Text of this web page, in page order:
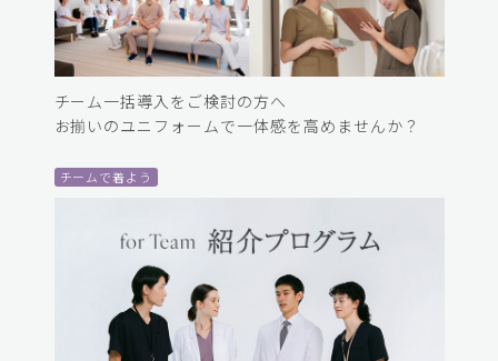
チーム一括導入をご検討の方へ
お揃いのユニフォームで一体感を高めませんか？
チームで着よう